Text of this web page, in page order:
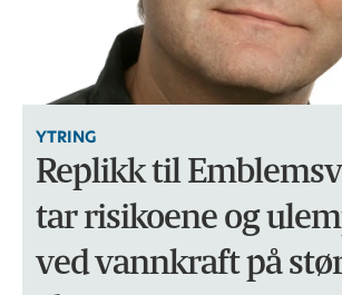
YTRING
Replikk til
tar risikoene og
ved vannkraft på